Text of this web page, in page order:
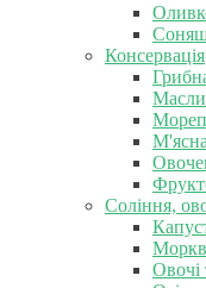
Консервація
Соління,
Овочі